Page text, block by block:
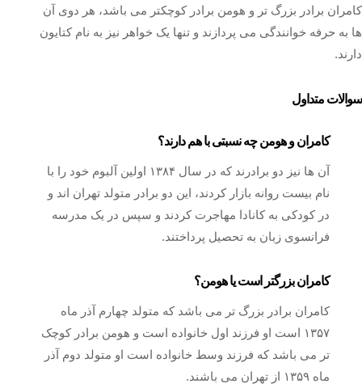
کامران برادر بزرگ تر و هومن برادر کوچکتر می باشد، هر دوی آن
ها به حرفه خوانندگی می پردازند و تنها یک خواهر نیز به نام کتایون
دارند.
سوالات متداول
کامران و هومن چه نسبتی با هم دارند؟
آن ها نیز دو برادرند که در سال ۱۳۸۴ اولین آلبوم خود را با
نام بیست روانه بازار کردند، این دو برادر متولد تهران اند و
در کودکی به کانادا مهاجرت کردند و سپس در یک مدرسه
فرانسوی زبان به تحصیل پرداختند.
کامران بزرگتر است یا هومن؟
کامران برادر بزرگ تر می باشد که متولد چهارم آذر ماه
۱۳۵۷ است او فرزند اول خانواده است و هومن برادر کوچک
تر می باشد که فرزند وسط خانواده است او متولد دوم آذر
ماه ۱۳۵۹ از تهران می باشند.